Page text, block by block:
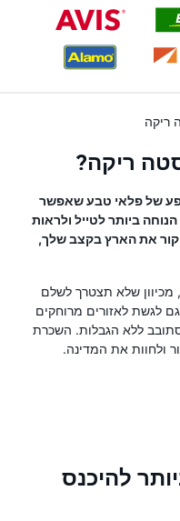
ריקה
ריקה?
של פלאי טבע שאפשר
ביותר לטייל ולראות
את הארץ בקצב שלך,
מכיוון שלא תצטרך לשלם
גם לגשת לאזורים מרוחקים
ללא הגבלות. השכרת
ולחוות את המדינה.
להיכנס